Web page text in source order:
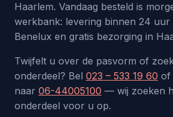
Haarlem. Vandaag besteld is
werkbank: levering binnen 24 uur
Benelux en gratis bezorging in
Twijfelt u over de pasvorm of
onderdeel? Bel 023 – 533 19 60 of
naar 06-44005100 — wij zoeken
onderdeel voor u op.